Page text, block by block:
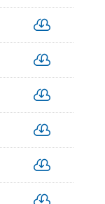




